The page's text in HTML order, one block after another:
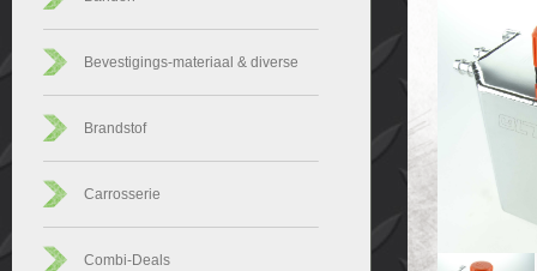
Bevestigings-materiaal & diverse
Brandstof
Carrosserie
Combi-Deals